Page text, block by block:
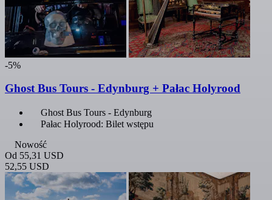
-5%
Ghost Bus Tours - Edynburg + Pałac Holyrood
Ghost Bus Tours - Edynburg
Pałac Holyrood: Bilet wstępu
Nowość
Od 55,31 USD
52,55 USD